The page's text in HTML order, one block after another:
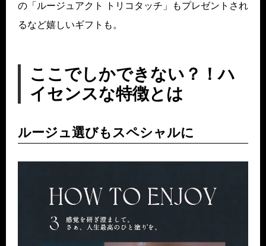
の「ルージュアクト トリコタッチ」もプレゼントされ
るなど嬉しいギフトも。
ここでしかできない？！ハ
イセンスな特徴とは
ルージュ選びもスペシャルに